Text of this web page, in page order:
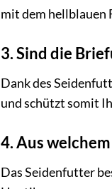
mit dem hellblauen
3. Sind die
Dank des
und schützt somit
4. Aus
Das Seidenfutter